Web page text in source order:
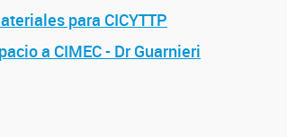
para CICYTTP
a CIMEC - Dr Guarnieri